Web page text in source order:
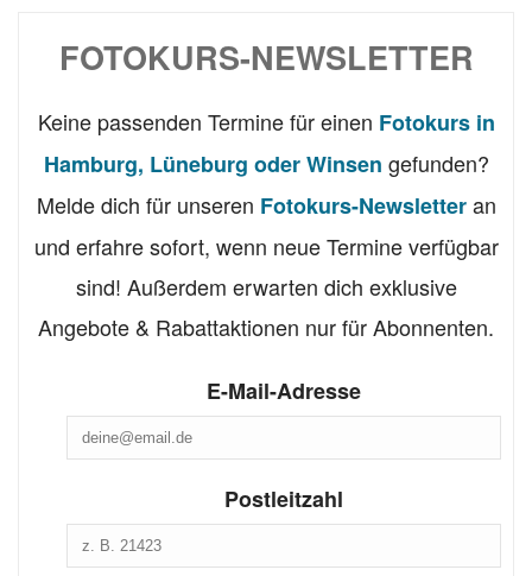
FOTOKURS-NEWSLETTER
Keine passenden Termine für einen Fotokurs in
Hamburg, Lüneburg oder Winsen gefunden?
Melde dich für unseren Fotokurs-Newsletteran
und erfahre sofort, wenn neue Termine verfügbar
sind! Außerdem erwarten dich exklusive
Angebote & Rabattaktionen nur für Abonnenten.
E-Mail-Adresse
Postleitzahl